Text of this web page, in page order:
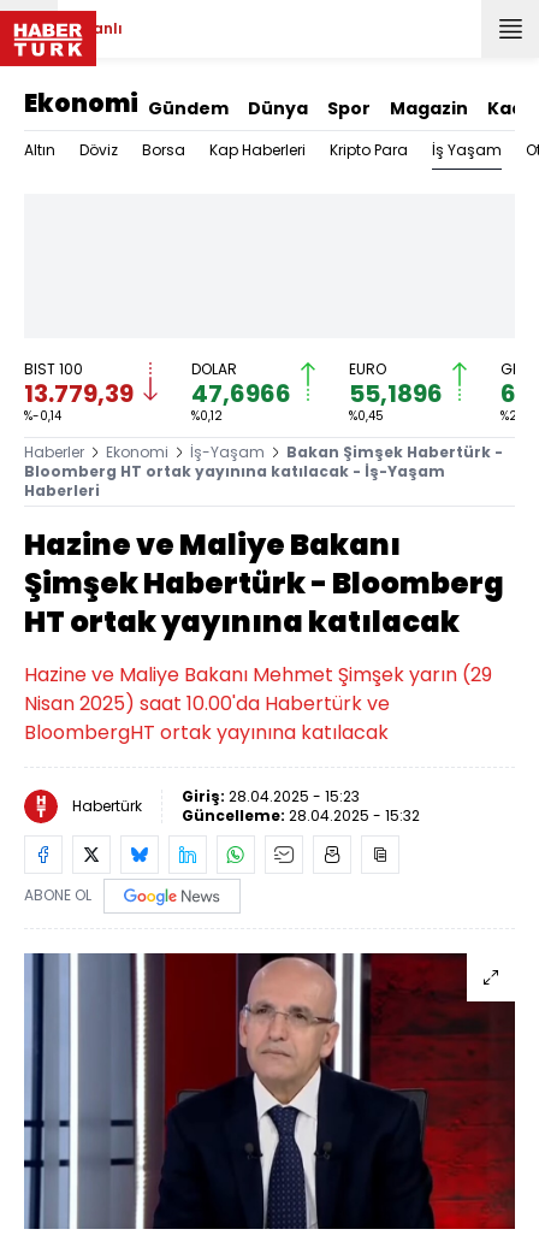
Canlı
Ekonomi Gündem Dünya Spor Magazin
Altın Döviz Borsa Kap Haberleri Kripto Para İş Yaşam
BIST 100
13.779,39
%-0,14
DOLAR
47,6966
%0,12
EURO
55,1896
%0,45 %2,59
Haberler Ekonomi İş-Yaşam
Bakan Şimşek Habertürk -
Bloomberg HT ortak yayınına katılacak - İş-Yaşam
Haberleri
Hazine ve Maliye Bakanı
Şimşek Habertürk - Bloomberg
HT ortak yayınına katılacak
Hazine ve Maliye Bakanı Mehmet Şimşek yarın (29
Nisan 2025) saat 10.00'da Habertürk ve
BloombergHT ortak yayınına katılacak
Habertürk Giriş: 28.04.2025 - 15:23
Güncelleme: 28.04.2025 - 15:32
ABONE OL